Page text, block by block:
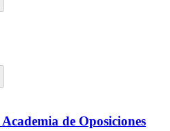
de Oposiciones